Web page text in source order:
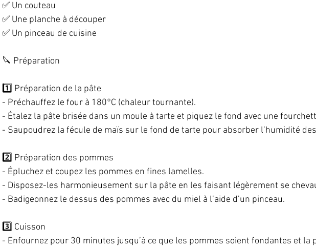
✅ Un couteau
✅ Une planche à découper
✅ Un pinceau de cuisine
🔪 Préparation
1️⃣ Préparation de la pâte
- Préchauffez le four à 180°C (chaleur tournante).
- Étalez la pâte brisée dans un moule à tarte et piquez le fond avec une
- Saupoudrez la fécule de maïs sur le fond de tarte pour absorber l’humidité
2️⃣ Préparation des pommes
- Épluchez et coupez les pommes en fines lamelles.
- Disposez-les harmonieusement sur la pâte en les faisant légèrement se
- Badigeonnez le dessus des pommes avec du miel à l’aide d’un pinceau.
3️⃣ Cuisson
- Enfournez pour 30 minutes jusqu’à ce que les pommes soient fondantes et la